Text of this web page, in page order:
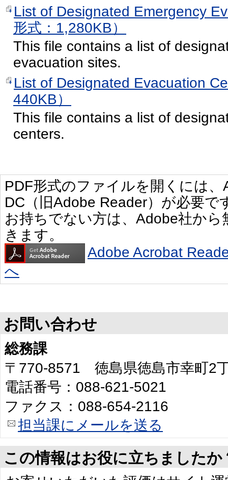
List of Designated Emergency
形式：1,280KB）
This file contains a list of
evacuation sites.
List of Designated Evacuation
440KB）
This file contains a list of
centers.
PDF形式のファイルを開くには
DC（旧Adobe Reader）が必要で
お持ちでない方は、Adobe社か
きます。
Adobe Acrobat
へ
お問い合わせ
総務課
〒770-8571 徳島県徳島市幸町2
電話番号：088-621-5021
ファクス：088-654-2116
担当課にメールを送る
この情報はお役に立ちましたか